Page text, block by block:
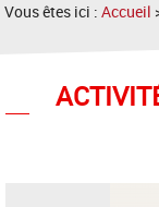
Vous êtes ici :Accueil